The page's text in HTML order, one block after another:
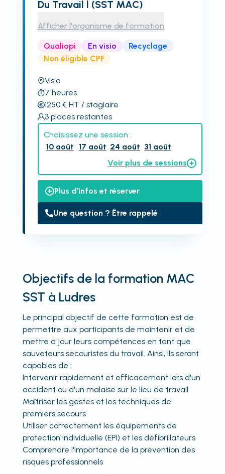
Du Travail l (SST MAC)
Afficher l'organisme de formation
Qualiopi En visio
Recyclage
Non éligible CPF
Visio
7 heures
1250€ HT / stagiaire
3 places restantes
Choisissez une session :
10 août 17 août 24 août 31 août
Voir plus de sessions
Plus d'infos et réserver
Une question ? Être rappelé
Objectifs de la formation MAC
SST à Ludres
Le principal objectif de cette formation est de
permettre aux participants de maintenir et de
mettre à jour leurs compétences en tant que
sauveteurs secouristes du travail. Ainsi, ils seront
capables de :
Intervenir rapidement et efficacement lors d'un
accident ou d'un malaise sur le lieu de travail
Maîtriser les gestes et les techniques de
premiers secours
Utiliser correctement les équipements de
protection individuelle (EPI) et les défibrillateurs
Comprendre l'importance de la prévention des
risques professionnels